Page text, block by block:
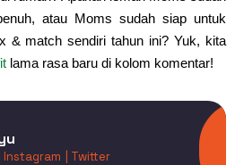
atau Moms sudah siap untuk
& match sendiri tahun ini? Yuk, kita
lama rasa baru di kolom komentar!
| Instagram | Twitter